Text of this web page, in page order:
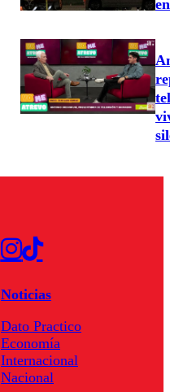
Noticias
Dato Practico
Economía
Internacional
Nacional